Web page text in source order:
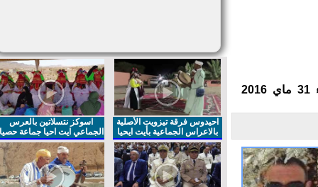
احيدوس فرقة تيزويت الأصلية
بالاعراس الجماعية بأيت ايحيا
اسوكز نتسلاتين بالعرس
الجماعي ايت احيا جماعة حصيا